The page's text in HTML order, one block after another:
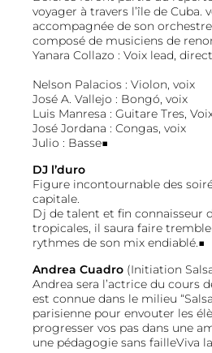
voyager à travers l’île de Cuba.
accompagnée de son orchestre
composé de musiciens de
Yanara Collazo : Voix lead,
Nelson Palacios : Violon, voix
José A. Vallejo : Bongó, voix
Luis Manresa : Guitare Tres,
José Jordana : Congas, voix
Julio : Basse■
DJ l’duro
Figure incontournable des
capitale.
Dj de talent et fin connaisseur
tropicales, il saura faire
rythmes de son mix endiablé.■
Andrea Cuadro (Initiation
Andrea sera l’actrice du cours
est connue dans le milieu
parisienne pour envouter les
progresser vos pas dans une
une pédagogie sans failleViva